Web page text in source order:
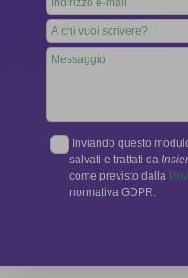
Inviando questo
salvati e trattati da
come previsto dalla
normativa GDPR.